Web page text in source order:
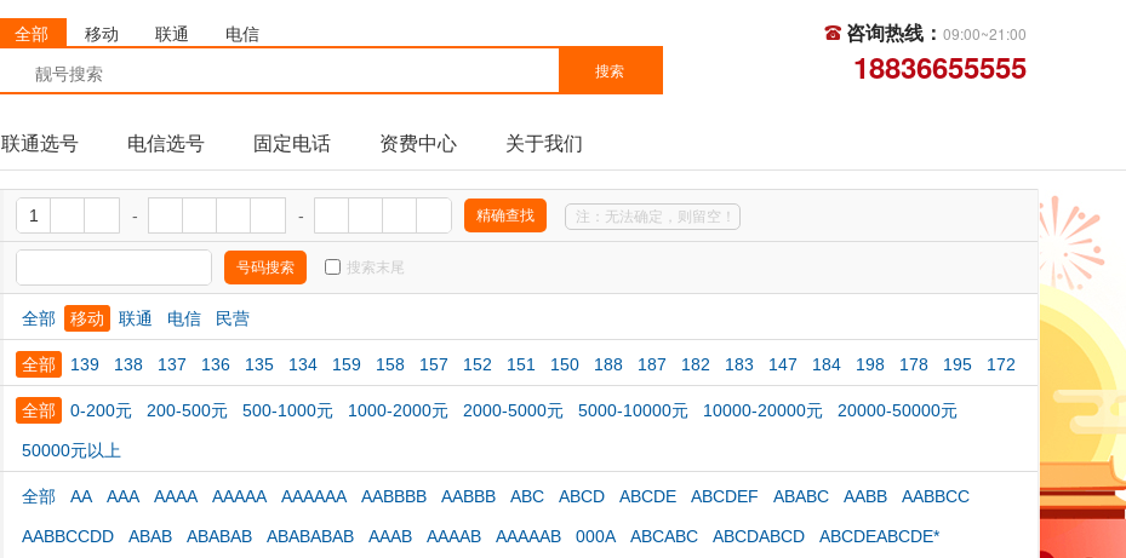
全部 移动 联通 电信 咨询热线： 09:00~21:00
18836655555
联通选号 电信选号 固定电话 资费中心 关于我们
- - 注：无法确定，则留空！
搜索末尾
全部 移动 联通 电信 民营
全部 139 138 137 136 135 134 159 158 157 152 151 150 188 187 182 183 147 184 198 178 195 172
全部 0-200元 200-500元 500-1000元 1000-2000元 2000-5000元 5000-10000元 10000-20000元 20000-50000元
50000元以上
全部 AA AAA AAAA AAAAA AAAAAA AABBBB AABBB ABC ABCD ABCDE ABCDEF ABABC AABB AABBCC
AABBCCDD ABAB ABABAB ABABABAB AAAB AAAAB AAAAAB 000A ABCABC ABCDABCD ABCDEABCDE*